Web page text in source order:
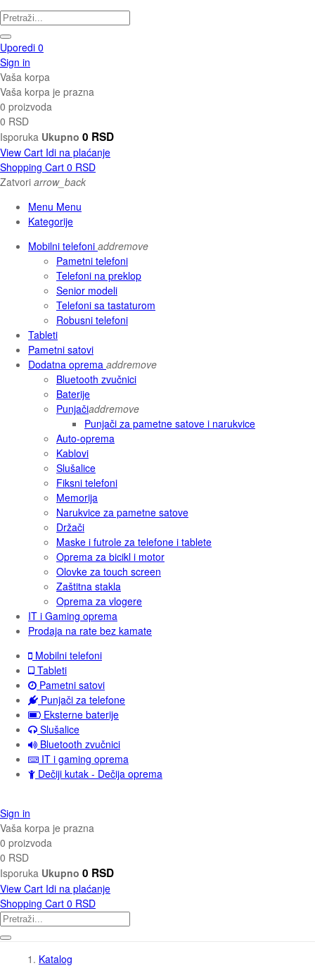
Uporedi 0
Sign in
Vaša korpa
Vaša korpa je prazna
0 proizvoda
0 RSD
Isporuka Ukupno 0 RSD
View Cart Idi na plaćanje
Shopping Cart 0 RSD
Zatvori arrow_back
Menu Menu
Kategorije
Mobilni telefoni addremove
Pametni telefoni
Telefoni na preklop
Senior modeli
Telefoni sa tastaturom
Robusni telefoni
Tableti
Pametni satovi
Dodatna oprema addremove
Bluetooth zvučnici
Baterije
Punjačiaddremove
Punjači za pametne satove i narukvice
Auto-oprema
Kablovi
Slušalice
Fiksni telefoni
Memorija
Narukvice za pametne satove
Držači
Maske i futrole za telefone i tablete
Oprema za bicikl i motor
Olovke za touch screen
Zaštitna stakla
Oprema za vlogere
IT i Gaming oprema
Prodaja na rate bez kamate
Mobilni telefoni
Tableti
Pametni satovi
Punjači za telefone
Eksterne baterije
Slušalice
Bluetooth zvučnici
IT i gaming oprema
Dečiji kutak - Dečija oprema
Sign in
Vaša korpa je prazna
0 proizvoda
0 RSD
Isporuka Ukupno 0 RSD
View Cart Idi na plaćanje
Shopping Cart 0 RSD
Katalog